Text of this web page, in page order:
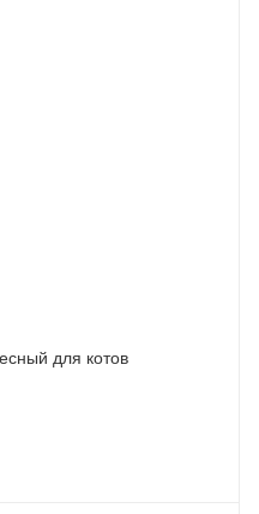
для котов